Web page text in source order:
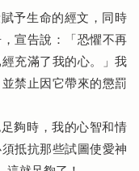
予生命的經文，同時
宣告說：「恐懼不再
充滿了我的心。」我
禁止因它帶來的懲罰
夠時，我的心智和情
抵抗那些試圖使愛神